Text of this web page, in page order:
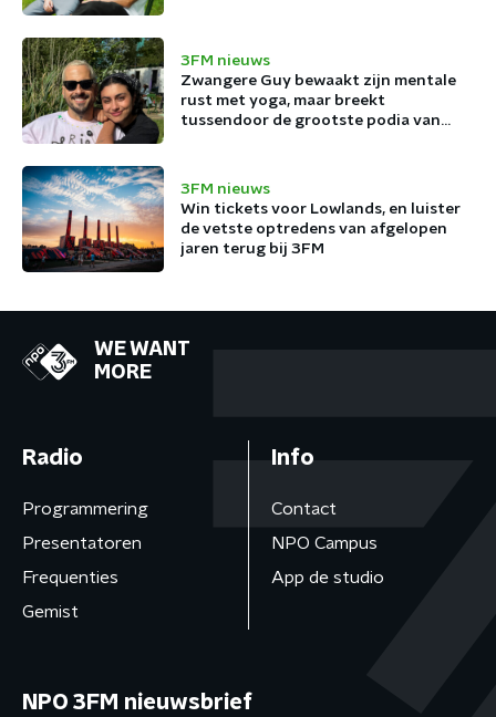
3FM nieuws
Zwangere Guy bewaakt zijn mentale
rust met yoga, maar breekt
tussendoor de grootste podia van
3FM nieuws
Win tickets voor Lowlands, en luister
de vetste optredens van afgelopen
jaren terug bij 3FM
WE WANT
MORE
Radio
Programmering
Presentatoren
Frequenties
Gemist
Info
Contact
NPO Campus
App de studio
NPO 3FM nieuwsbrief